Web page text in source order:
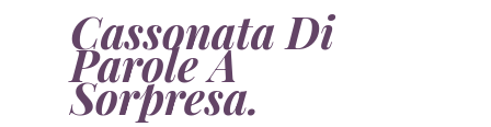
Cassonata Di
Parole A
Sorpresa.